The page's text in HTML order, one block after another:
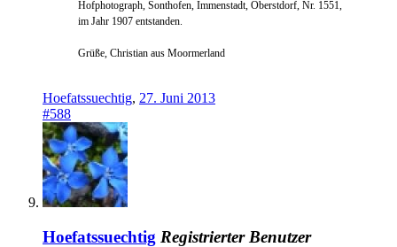
Hofphotograph, Sonthofen, Immenstadt, Oberstdorf, Nr. 1551,
im Jahr 1907 entstanden.
Grüße, Christian aus Moormerland
Hoefatssuechtig, 27. Juni 2013
#588
Hoefatssuechtig Registrierter Benutzer